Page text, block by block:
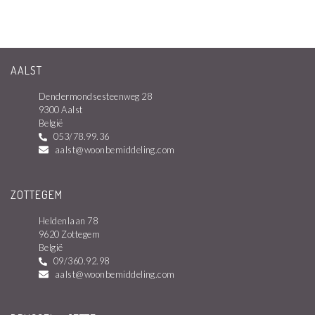
AALST
Dendermondsesteenweg 28
9300 Aalst
België
053/78.99.36
aalst@woonbemiddeling.com
ZOTTEGEM
Heldenlaan 78
9620 Zottegem
België
09/360.92.98
aalst@woonbemiddeling.com